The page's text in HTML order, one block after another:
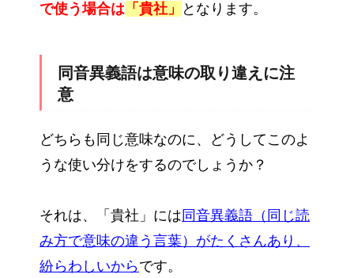
で使う場合は 「貴社」 となります。
同音異義語は意味の取り違えに注
意
どちらも同じ意味なのに、どうしてこのよ
うな使い分けをするのでしょうか？
それは、「貴社」には 同音異義語（同じ読
み方で意味の違う言葉）がたくさんあり、
紛らわしいからです。